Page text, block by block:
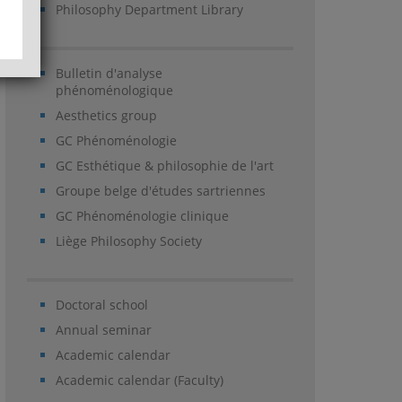
Philosophy Department Library
Bulletin d'analyse
phénoménologique
Aesthetics group
GC Phénoménologie
GC Esthétique & philosophie de l'art
Groupe belge d'études sartriennes
GC Phénoménologie clinique
Liège Philosophy Society
Doctoral school
Annual seminar
Academic calendar
Academic calendar (Faculty)